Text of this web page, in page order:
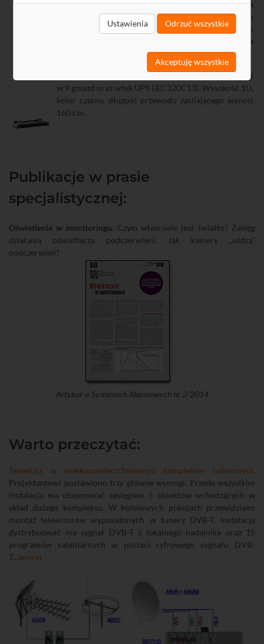
Ustawienia Odrzuć wszystkie
Akceptuję wszystkie
kamery jest możliwość wykonania zbliżenia
cyfrowego. Do generowania powiększonego obrazu
używana jest mniejsza część przetwornika - dzięki jego
wysokiej rozdzielczości nie następuje znacząca utrata
Listwa zasilająca rack 19'R9120234wyposażona jest
w 9 gniazd oraz wtyk UPS (IEC320C13). Wysokość 1U,
kolor czarny, długość przewodu zasilającego wynosi
160 cm.
Publikacje w prasie
specjalistycznej:
Oświetlenie w monitoringu. Czym właściwie jest światło? Zasięg
działania oświetlacza podczerwieni. Jak kamery „widzą”
podczerwień?
Artykuł w Systemach Alarmowych nr 2/2014
Warto przeczytać:
Telewizja w wielkopowierzchniowym kompleksie hotelowym.
Projektantowi postawiono trzy główne wymogi. Przede wszystkim
instalacja ma obejmować zasięgiem 5 obiektów wchodzących w
skład dużego kompleksu. W hotelowych pokojach przewidziano
montaż telewizorów wyposażonych w tunery DVB-T. Instalacja
dystrybuować ma sygnał DVB-T z lokalnego nadajnika oraz 15
programów satelitarnych w postaci cyfrowego sygnału DVB-
T...więcej